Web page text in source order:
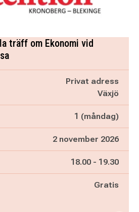
träff om Ekonomi vid
Privat adress
Växjö
1 (måndag)
2 november 2026
Pågår mellan
18.00 - och
19.30
Gratis